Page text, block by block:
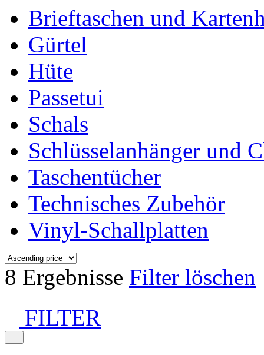
Brieftaschen und
Gürtel
Hüte
Passetui
Schals
Schlüsselanhänger und
Taschentücher
Technisches Zubehör
Vinyl-Schallplatten
8 Ergebnisse Filter löschen
FILTER